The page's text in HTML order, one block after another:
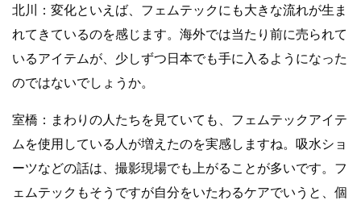
北川：変化といえば、フェムテックにも大きな流れが生ま
れてきているのを感じます。海外では当たり前に売られて
いるアイテムが、少しずつ日本でも手に入るようになった
のではないでしょうか。
室橋：まわりの人たちを見ていても、フェムテックアイテ
ムを使用している人が増えたのを実感しますね。吸水ショ
ーツなどの話は、撮影現場でも上がることが多いです。フ
ェムテックもそうですが自分をいたわるケアでいうと、個